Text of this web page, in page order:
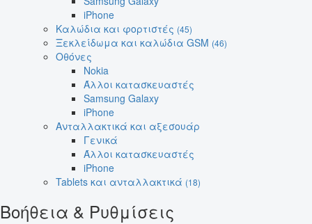
iPhone
Καλώδια και φορτιστές (45)
Ξεκλείδωμα και καλώδια GSM (46)
Οθόνες
Nokia
Άλλοι κατασκευαστές
Samsung Galaxy
iPhone
Ανταλλακτικά και αξεσουάρ
Γενικά
Άλλοι κατασκευαστές
iPhone
Tablets και ανταλλακτικά (18)
Βοήθεια & Ρυθμίσεις